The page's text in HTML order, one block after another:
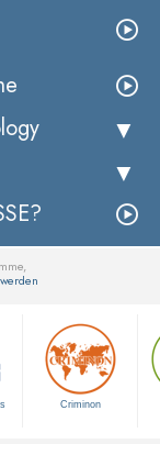
Criminon